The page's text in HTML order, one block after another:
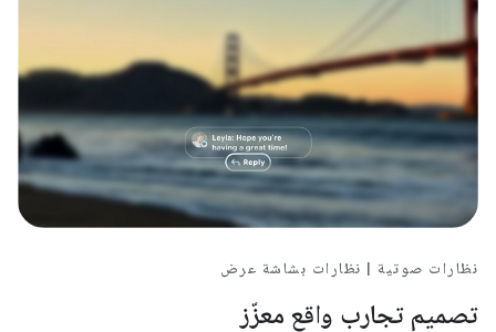
نظارات صوتية | نظارات بشاشة عرض
تصميم تجارب واقع معزّز